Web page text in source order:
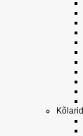
Kõlarid